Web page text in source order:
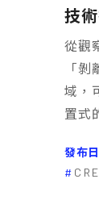
技
從觀
「
域，
置式
發布